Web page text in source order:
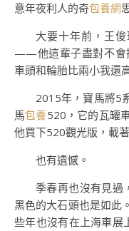
意年夜利人的奇包養網
大要十年前，王
——他這輩子盡對不會
車頭和輪胎比兩小我還
2015年，寶馬將5
馬包養520，它的瓦罐
他買下520觀光版，載
也有遺憾。
季春再也沒有見過
黑色的大石頭也是如此
些年也沒有在上海車展